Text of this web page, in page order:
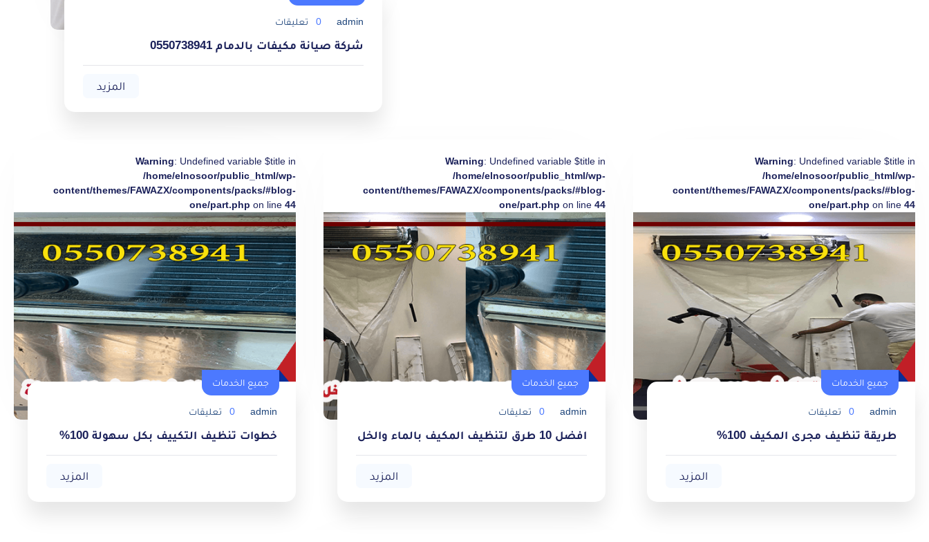
admin
0 تعليقات
شركة صيانة مكيفات بالدمام 0550738941
المزيد
Warning: Undefined variable $title in
/home/elnosoor/public_html/wp-
content/themes/FAWAZX/components/packs/#blog-
one/part.php on line 44
جميع الخدمات
admin
0 تعليقات
طريقة تنظيف مجرى المكيف 100%
المزيد
Warning: Undefined variable $title in
/home/elnosoor/public_html/wp-
content/themes/FAWAZX/components/packs/#blog-
one/part.php on line 44
جميع الخدمات
admin
0 تعليقات
افضل 10 طرق لتنظيف المكيف بالماء والخل
المزيد
Warning: Undefined variable $title in
/home/elnosoor/public_html/wp-
content/themes/FAWAZX/components/packs/#blog-
one/part.php on line 44
جميع الخدمات
admin
0 تعليقات
خطوات تنظيف التكييف بكل سهولة 100%
المزيد